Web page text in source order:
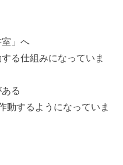
」へ
る仕組みになっていま
る
動するようになっていま